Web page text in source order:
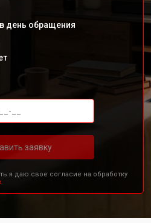
день обращения
заявку
я даю свое согласие на обработку